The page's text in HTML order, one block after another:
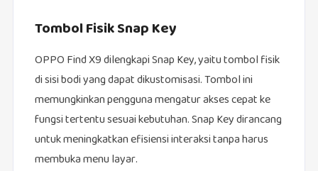
Tombol Fisik Snap Key
OPPO Find X9 dilengkapi Snap Key, yaitu tombol fisik
di sisi bodi yang dapat dikustomisasi. Tombol ini
memungkinkan pengguna mengatur akses cepat ke
fungsi tertentu sesuai kebutuhan. Snap Key dirancang
untuk meningkatkan efisiensi interaksi tanpa harus
membuka menu layar.